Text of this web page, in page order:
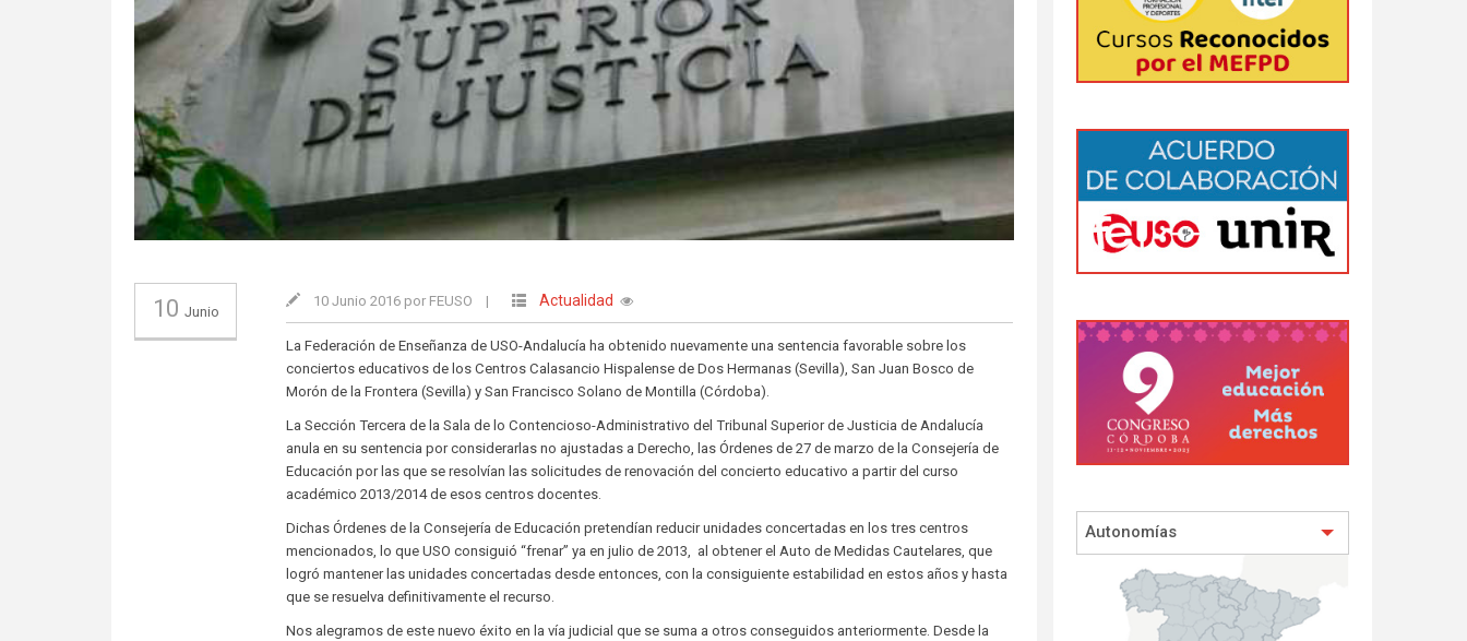
10 Junio
10 Junio 2016 por FEUSO | Actualidad
La Federación de Enseñanza de USO-Andalucía ha obtenido nuevamente una sentencia favorable sobre los
conciertos educativos de los Centros Calasancio Hispalense de Dos Hermanas (Sevilla), San Juan Bosco de
Morón de la Frontera (Sevilla) y San Francisco Solano de Montilla (Córdoba).
La Sección Tercera de la Sala de lo Contencioso-Administrativo del Tribunal Superior de Justicia de Andalucía
anula en su sentencia por considerarlas no ajustadas a Derecho, las Órdenes de 27 de marzo de la Consejería de
Educación por las que se resolvían las solicitudes de renovación del concierto educativo a partir del curso
académico 2013/2014 de esos centros docentes.
Dichas Órdenes de la Consejería de Educación pretendían reducir unidades concertadas en los tres centros
mencionados, lo que USO consiguió “frenar” ya en julio de 2013, al obtener el Auto de Medidas Cautelares, que
logró mantener las unidades concertadas desde entonces, con la consiguiente estabilidad en estos años y hasta
que se resuelva definitivamente el recurso.
Nos alegramos de este nuevo éxito en la vía judicial que se suma a otros conseguidos anteriormente. Desde la
Autonomías